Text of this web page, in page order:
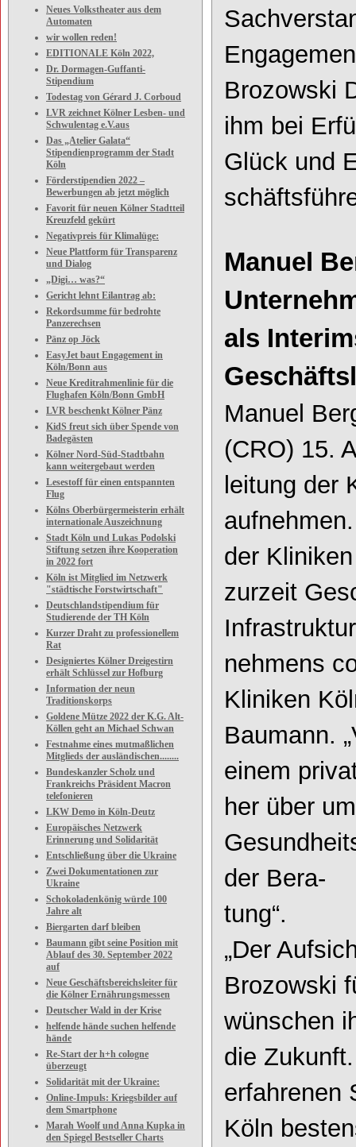
Neues Volkstheater aus dem
Automaten
wir wollen reden!
EDITIONALE Köln 2022,
Dr. Dormagen-Guffanti-
Stipendium
Todestag von Gérard J. Corboud
LVR zeichnet Kölner Lesben- und
Schwulentag e.V.aus
Das „Atelier Galata“
Stipendienprogramm der Stadt
Köln
Förderstipendien 2022 –
Bewerbungen ab jetzt möglich
Favorit für neuen Kölner Stadtteil
Kreuzfeld gekürt
Negativpreis für Klimalüge:
Neue Plattform für Transparenz
und Dialog
„Digi… was?“
Gericht lehnt Eilantrag ab:
Rekordsumme für bedrohte
Panzerechsen
Pänz op Jöck
EasyJet baut Engagement in
Köln/Bonn aus
Neue Kreditrahmenlinie für die
Flughafen Köln/Bonn GmbH
LVR beschenkt Kölner Pänz
KidS freut sich über Spende von
Badegästen
Kölner Nord-Süd-Stadtbahn
kann weitergebaut werden
Lesestoff für einen entspannten
Flug
Kölns Oberbürgermeisterin erhält
internationale Auszeichnung
Stadt Köln und Lukas Podolski
Stiftung setzen ihre Kooperation
in 2022 fort
Köln ist Mitglied im Netzwerk
"städtische Forstwirtschaft"
Deutschlandstipendium für
Studierende der TH Köln
Kurzer Draht zu professionellem
Rat
Designiertes Kölner Dreigestirn
erhält Schlüssel zur Hofburg
Information der neun
Traditionskorps
Goldene Mütze 2022 der K.G. Alt-
Köllen geht an Michael Schwan
Festnahme eines mutmaßlichen
Mitglieds der ausländischen........
Bundeskanzler Scholz und
Frankreichs Präsident Macron
telefonieren
LKW Demo in Köln-Deutz
Europäisches Netzwerk
Erinnerung und Solidarität
Entschließung über die Ukraine
Zwei Dokumentationen zur
Ukraine
Schokoladenkönig würde 100
Jahre alt
Biergarten darf bleiben
Baumann gibt seine Position mit
Ablauf des 30. September 2022
auf
Neue Geschäftsbereichsleiter für
die Kölner Ernährungsmessen
Deutscher Wald in der Krise
helfende hände suchen helfende
hände
Re-Start der h+h cologne
überzeugt
Solidarität mit der Ukraine:
Online-Impuls: Kriegsbilder auf
dem Smartphone
Marah Woolf und Anna Kupka in
den Spiegel Bestseller Charts
Brozowski
ihm bei
Glück und
Manuel
als Inter
Manuel
(CRO) 15.
leitung der
aufnehmen.
der
zurzeit
nehmens
Kliniken
Baumann.
einem
her über
der Bera-
tung“.
„Der
Brozowski
wünschen
die Zukunft
erfahrenen
Köln